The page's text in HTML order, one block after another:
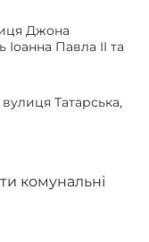
Джона
Павла II та
Татарська,
комунальні